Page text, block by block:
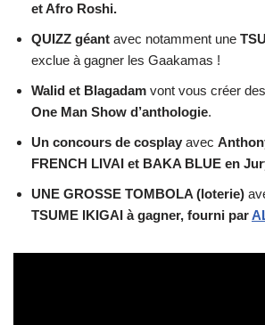
et Afro Roshi.
QUIZZ géant avec notamment une
exclue à gagner les Gaakamas !
Walid et Blagadam vont vous créer
One Man Show d’anthologie.
Un concours de cosplay avec
FRENCH LIVAI et BAKA BLUE en
UNE GROSSE TOMBOLA (loterie)
TSUME IKIGAI à gagner, fourni par